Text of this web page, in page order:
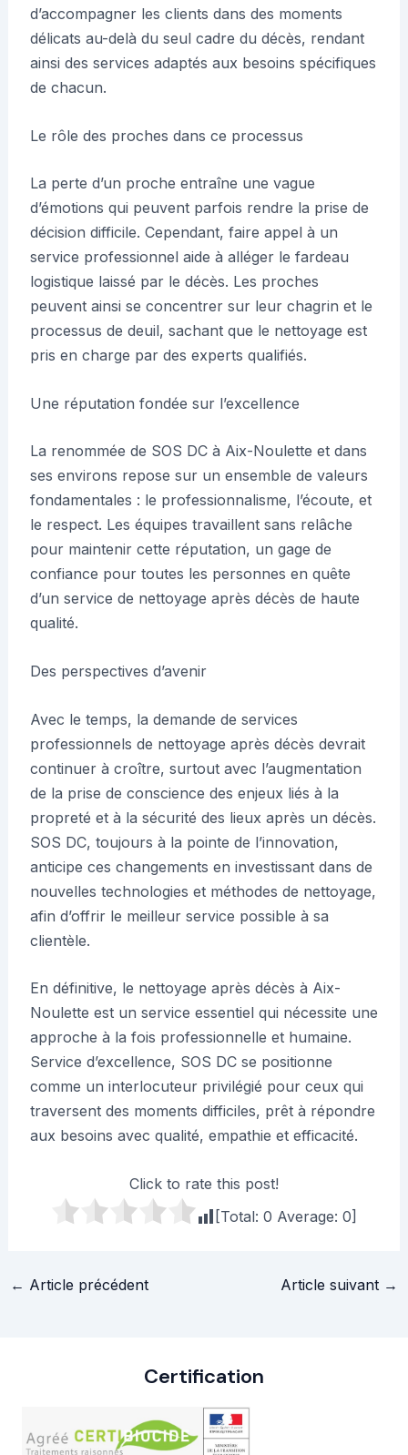
d’accompagner les clients dans des moments
délicats au-delà du seul cadre du décès, rendant
ainsi des services adaptés aux besoins spécifiques
de chacun.
Le rôle des proches dans ce processus
La perte d’un proche entraîne une vague
d’émotions qui peuvent parfois rendre la prise de
décision difficile. Cependant, faire appel à un
service professionnel aide à alléger le fardeau
logistique laissé par le décès. Les proches
peuvent ainsi se concentrer sur leur chagrin et le
processus de deuil, sachant que le nettoyage est
pris en charge par des experts qualifiés.
Une réputation fondée sur l’excellence
La renommée de SOS DC à Aix-Noulette et dans
ses environs repose sur un ensemble de valeurs
fondamentales : le professionnalisme, l’écoute, et
le respect. Les équipes travaillent sans relâche
pour maintenir cette réputation, un gage de
confiance pour toutes les personnes en quête
d’un service de nettoyage après décès de haute
qualité.
Des perspectives d’avenir
Avec le temps, la demande de services
professionnels de nettoyage après décès devrait
continuer à croître, surtout avec l’augmentation
de la prise de conscience des enjeux liés à la
propreté et à la sécurité des lieux après un décès.
SOS DC, toujours à la pointe de l’innovation,
anticipe ces changements en investissant dans de
nouvelles technologies et méthodes de nettoyage,
afin d’offrir le meilleur service possible à sa
clientèle.
En définitive, le nettoyage après décès à Aix-
Noulette est un service essentiel qui nécessite une
approche à la fois professionnelle et humaine.
Service d’excellence, SOS DC se positionne
comme un interlocuteur privilégié pour ceux qui
traversent des moments difficiles, prêt à répondre
aux besoins avec qualité, empathie et efficacité.
Click to rate this post!
[Total: 0 Average: 0]
Navigation
← Article précédent Article suivant →
Certification